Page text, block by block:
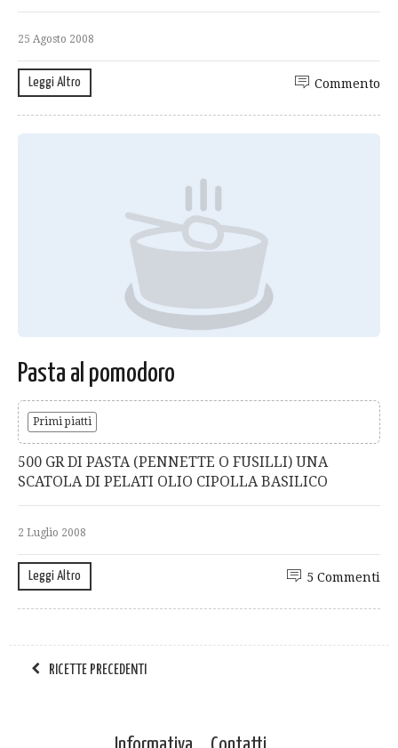
25 Agosto 2008
Leggi Altro Commento
Pasta al pomodoro
Primi piatti
500 GR DI PASTA (PENNETTE O FUSILLI) UNA
SCATOLA DI PELATI OLIO CIPOLLA BASILICO
2 Luglio 2008
Leggi Altro 5 Commenti
RICETTE PRECEDENTI